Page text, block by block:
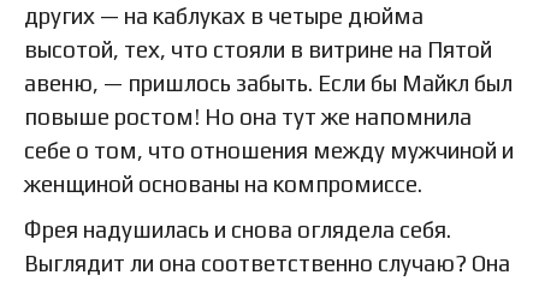
других — на каблуках в четыре дюйма
высотой, тех, что стояли в витрине на Пятой
авеню, — пришлось забыть. Если бы Майкл был
повыше ростом! Но она тут же напомнила
себе о том, что отношения между мужчиной и
женщиной основаны на компромиссе.
Фрея надушилась и снова оглядела себя.
Выглядит ли она соответственно случаю? Она